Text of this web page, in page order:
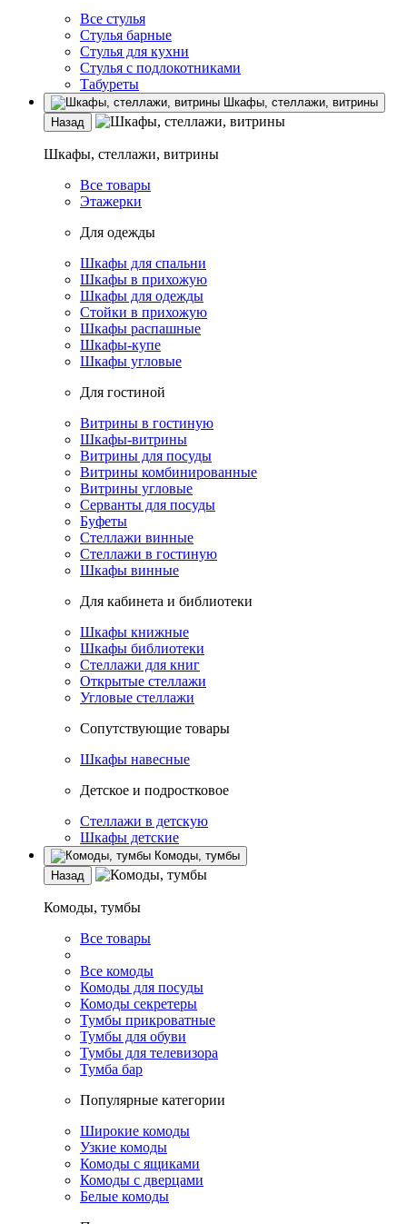
Все стулья
Стулья барные
Стулья для кухни
Стулья с подлокотниками
Табуреты
Шкафы, стеллажи, витрины
Назад
Шкафы, стеллажи, витрины
Все товары
Этажерки
Для одежды
Шкафы для спальни
Шкафы в прихожую
Шкафы для одежды
Стойки в прихожую
Шкафы распашные
Шкафы-купе
Шкафы угловые
Для гостиной
Витрины в гостиную
Шкафы-витрины
Витрины для посуды
Витрины комбинированные
Витрины угловые
Серванты для посуды
Буфеты
Стеллажи винные
Стеллажи в гостиную
Шкафы винные
Для кабинета и библиотеки
Шкафы книжные
Шкафы библиотеки
Стеллажи для книг
Открытые стеллажи
Угловые стеллажи
Сопутствующие товары
Шкафы навесные
Детское и подростковое
Стеллажи в детскую
Шкафы детские
Комоды, тумбы
Назад
Комоды, тумбы
Все товары
Все комоды
Комоды для посуды
Комоды секретеры
Тумбы прикроватные
Тумбы для обуви
Тумбы для телевизора
Тумба бар
Популярные категории
Широкие комоды
Узкие комоды
Комоды с ящиками
Комоды с дверцами
Белые комоды